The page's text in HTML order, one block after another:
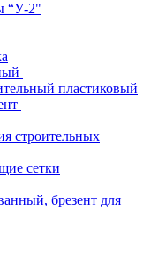
“У-2"
пластиковый
строительных
сетки
брезент для